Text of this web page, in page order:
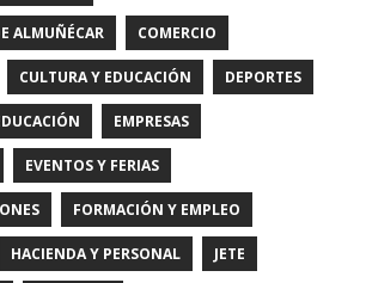
ALMUÑÉCAR COMERCIO
CULTURA Y EDUCACIÓN DEPORTES
EMPRESAS
EVENTOS Y FERIAS
FORMACIÓN Y EMPLEO
HACIENDA Y PERSONAL JETE